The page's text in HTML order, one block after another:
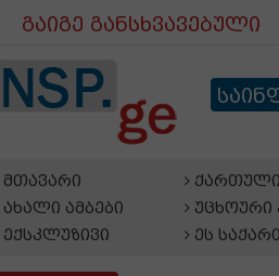
გაიგე განსხვავებული
მთავარი
ახალი ამბები
ექსკლუზივი
უცხოური
ეს